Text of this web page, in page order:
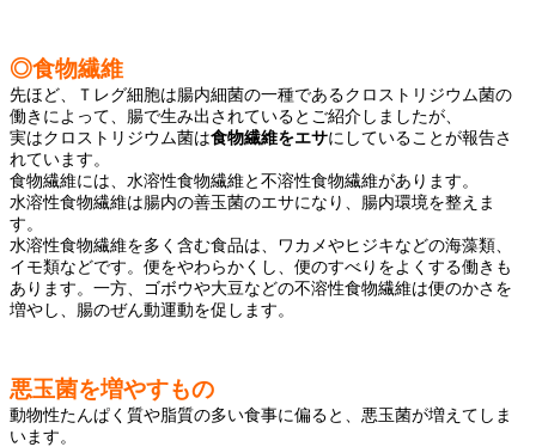
◎食物繊維
先ほど、Ｔレグ細胞は腸内細菌の一種であるクロストリジウム菌の
働きによって、腸で生み出されているとご紹介しましたが、
実はクロストリジウム菌は食物繊維をエサにしていることが報告さ
れています。
食物繊維には、水溶性食物繊維と不溶性食物繊維があります。
水溶性食物繊維は腸内の善玉菌のエサになり、腸内環境を整えま
す。
水溶性食物繊維を多く含む食品は、ワカメやヒジキなどの海藻類、
イモ類などです。便をやわらかくし、便のすべりをよくする働きも
あります。一方、ゴボウや大豆などの不溶性食物繊維は便のかさを
増やし、腸のぜん動運動を促します。
悪玉菌を増やすもの
動物性たんぱく質や脂質の多い食事に偏ると、悪玉菌が増えてしま
います。